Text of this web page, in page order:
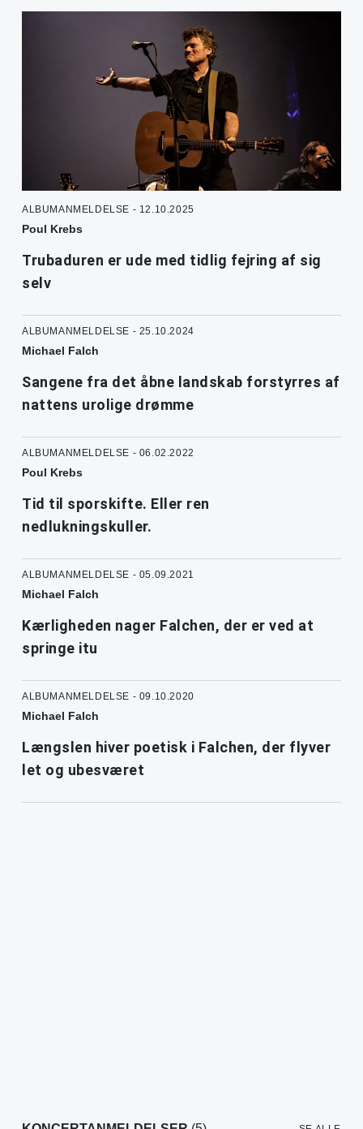
ALBUMANMELDELSE - 12.10.2025
Poul Krebs
Trubaduren er ude med tidlig fejring af sig
selv
ALBUMANMELDELSE - 25.10.2024
Michael Falch
Sangene fra det åbne landskab forstyrres af
nattens urolige drømme
ALBUMANMELDELSE - 06.02.2022
Poul Krebs
Tid til sporskifte. Eller ren
nedlukningskuller.
ALBUMANMELDELSE - 05.09.2021
Michael Falch
Kærligheden nager Falchen, der er ved at
springe itu
ALBUMANMELDELSE - 09.10.2020
Michael Falch
Længslen hiver poetisk i Falchen, der flyver
let og ubesværet